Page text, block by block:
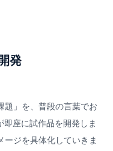
発
題」を、普段の言葉でお
座に試作品を開発しま
ジを具体化していきま